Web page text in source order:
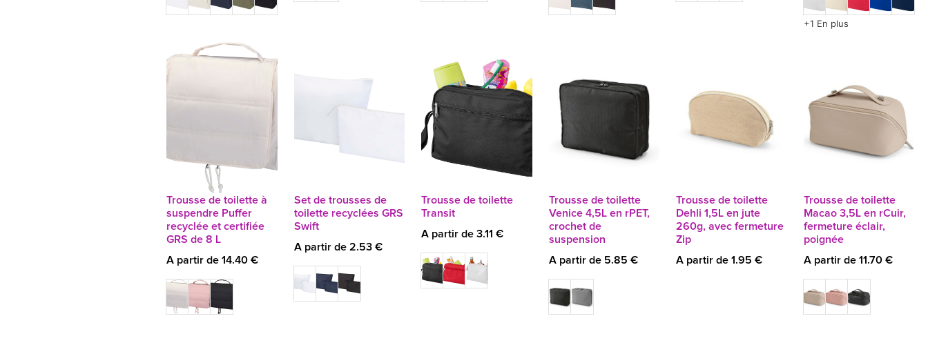
+1 En plus
Trousse de toilette à
suspendre Puffer
recyclée et certifiée
GRS de 8 L
A partir de 14.40 €
Set de trousses de
toilette recyclées GRS
Swift
A partir de 2.53 €
Trousse de toilette
Transit
A partir de 3.11 €
Trousse de toilette
Venice 4,5L en rPET,
crochet de
suspension
A partir de 5.85 €
Trousse de toilette
Dehli 1,5L en jute
260g, avec fermeture
Zip
A partir de 1.95 €
Trousse de toilette
Macao 3,5L en rCuir,
fermeture éclair,
poignée
A partir de 11.70 €